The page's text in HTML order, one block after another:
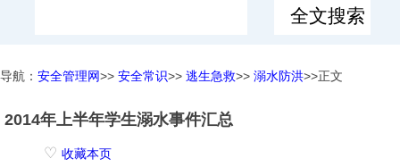
导航： 安全管理网>> 安全常识>> 逃生急救>> 溺水防洪>>正文
2014年上半年学生溺水事件汇总
♡ 收藏本页